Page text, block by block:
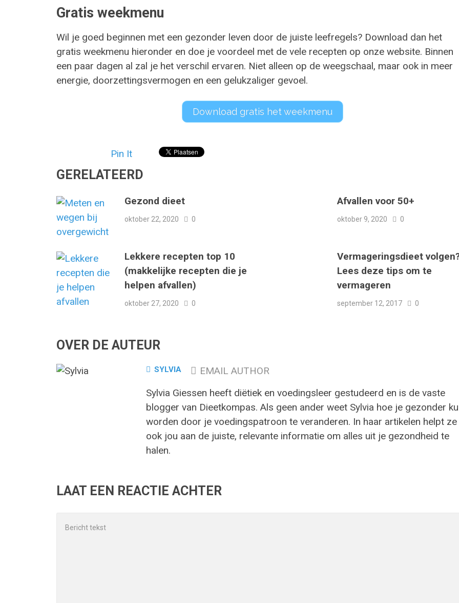
Gratis weekmenu
Wil je goed beginnen met een gezonder leven door de juiste leefregels? Download dan het
gratis weekmenu hieronder en doe je voordeel met de vele recepten op onze website. Binnen
een paar dagen al zal je het verschil ervaren. Niet alleen op de weegschaal, maar ook in meer
energie, doorzettingsvermogen en een gelukzaliger gevoel.
Download gratis het weekmenu
Pin It
GERELATEERD
Gezond dieet
oktober 22, 2020 0
Afvallen voor 50+
oktober 9, 2020 0
Lekkere recepten top 10
(makkelijke recepten die je
helpen afvallen)
oktober 27, 2020 0
Vermageringsdieet
Lees deze tips om te
vermageren
september 12, 2017 0
OVER DE AUTEUR
SYLVIA
EMAIL AUTHOR
Sylvia Giessen heeft diëtiek en voedingsleer gestudeerd en is de vaste
blogger van Dieetkompas. Als geen ander weet Sylvia hoe je gezonder
worden door je voedingspatroon te veranderen. In haar artikelen helpt ze
ook jou aan de juiste, relevante informatie om alles uit je gezondheid te
halen.
LAAT EEN REACTIE ACHTER